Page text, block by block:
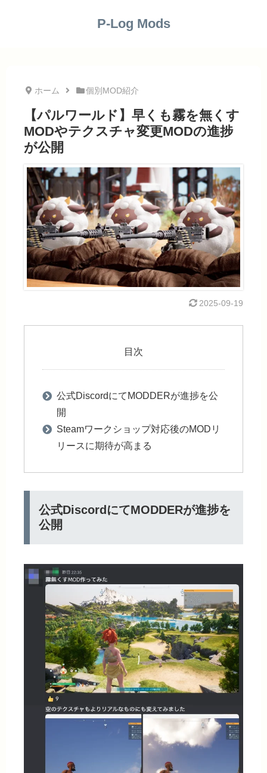
P-Log Mods
ホーム 個別MOD紹介
【パルワールド】早くも霧を無くす
MODやテクスチャ変更MODの進捗
が公開
2025-09-19
目次
公式DiscordにてMODDERが進捗を公
開
Steamワークショップ対応後のMODリ
リースに期待が高まる
公式DiscordにてMODDERが進捗を
公開